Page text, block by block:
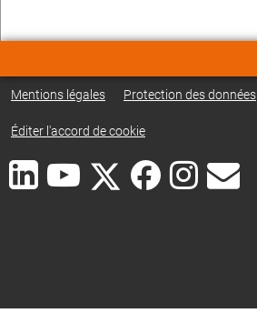
Mentions légales Protection des données
Éditer l'accord de cookie